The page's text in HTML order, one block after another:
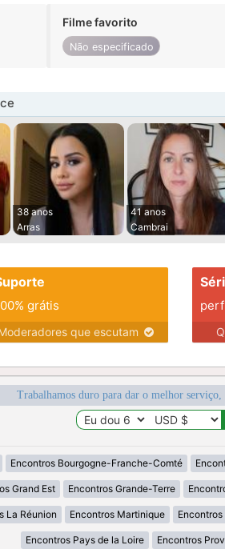
Filme favorito
Não especificado
38 anos
Arras
41 anos
Cambrai
grátis
que escutam
Trabalhamos duro para dar o melhor
Encontros Bourgogne-Franche-Comté
Grand Est Encontros Grande-Terre
La Réunion Encontros Martinique
Encontros Pays de la Loire Encontros